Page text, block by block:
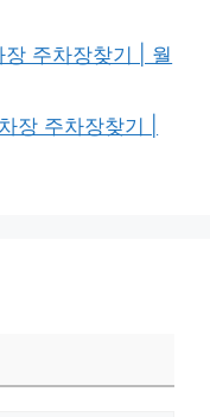
주차장찾기 | 월
장 주차장찾기 |